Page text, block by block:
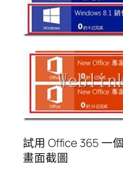
試用 Office 365 一
畫面截圖